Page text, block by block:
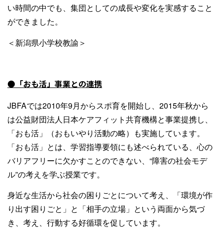
い時間の中でも、集団としての成長や変化を実感すること
ができました。
＜新潟県小学校教諭＞
●「おも活」事業との連携
JBFAでは2010年9月からスポ育を開始し、2015年秋から
は公益財団法人日本ケアフィット共育機構と事業提携し、
「おも活」（おもいやり活動の略）も実施しています。
「おも活」とは、学習指導要領にも述べられている、心の
バリアフリーに欠かすことのできない、“障害の社会モデ
ル”の考えを学ぶ授業です。
身近な生活から社会の困りごとについて考え、「環境が作
り出す困りごと」と「相手の立場」という両面から気づ
き、考え、行動する好循環を促しています。